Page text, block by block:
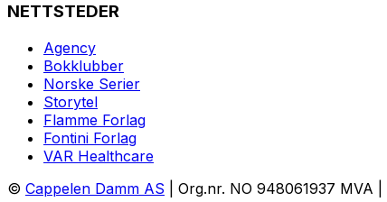
NETTSTEDER
Agency
Bokklubber
Norske Serier
Storytel
Flamme Forlag
Fontini Forlag
VAR Healthcare
© Cappelen Damm AS | Org.nr. NO 948061937 MVA |